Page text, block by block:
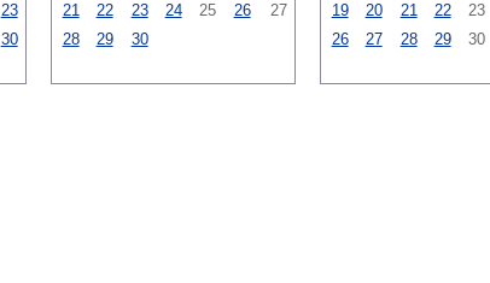
23
30
21
22 23 24 25 26
27
28
29 30
19
20 21 22 23
26
27 28 29 30